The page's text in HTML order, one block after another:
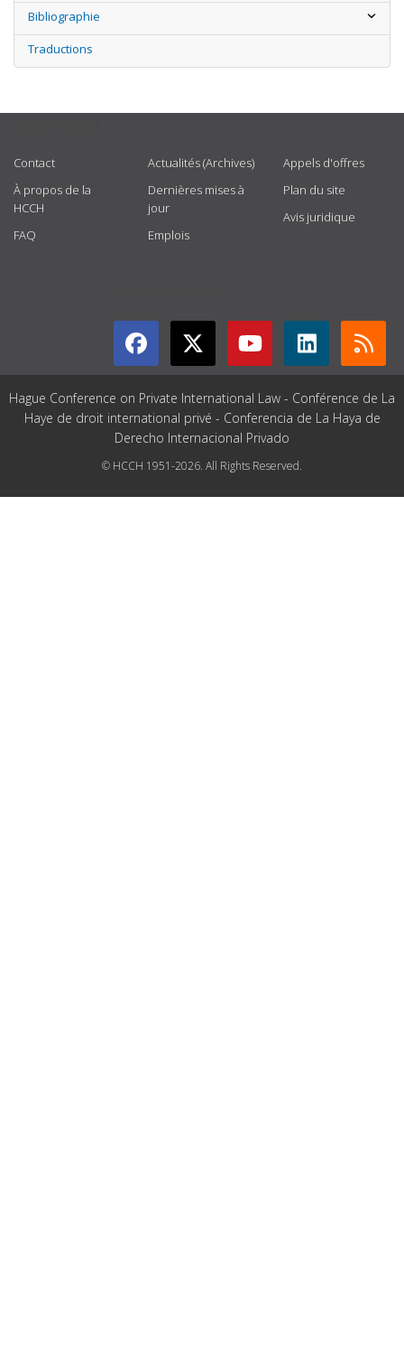
Bibliographie
Traductions
Contact
À propos de la
HCCH
FAQ
Actualités (Archives)
Dernières mises à
jour
Emplois
Appels d'offres
Plan du site
Avis juridique
Hague Conference on Private International Law - Conférence de La
Haye de droit international privé - Conferencia de La Haya de
Derecho Internacional Privado
© HCCH 1951-2026. All Rights Reserved.